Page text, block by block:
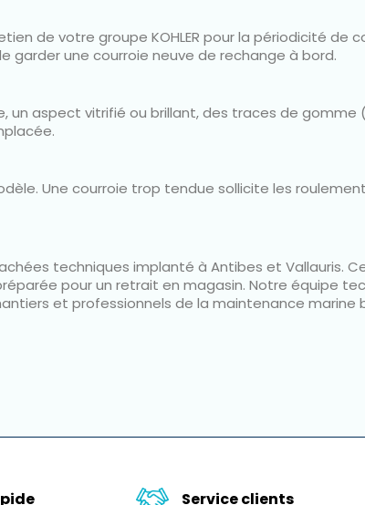
de votre groupe KOHLER pour la périodicité de
une courroie neuve de rechange à bord.
un aspect vitrifié ou brillant, des traces de
Une courroie trop tendue sollicite les
techniques implanté à Antibes et Vallauris.
pour un retrait en magasin. Notre équipe
et professionnels de la maintenance
Service clients